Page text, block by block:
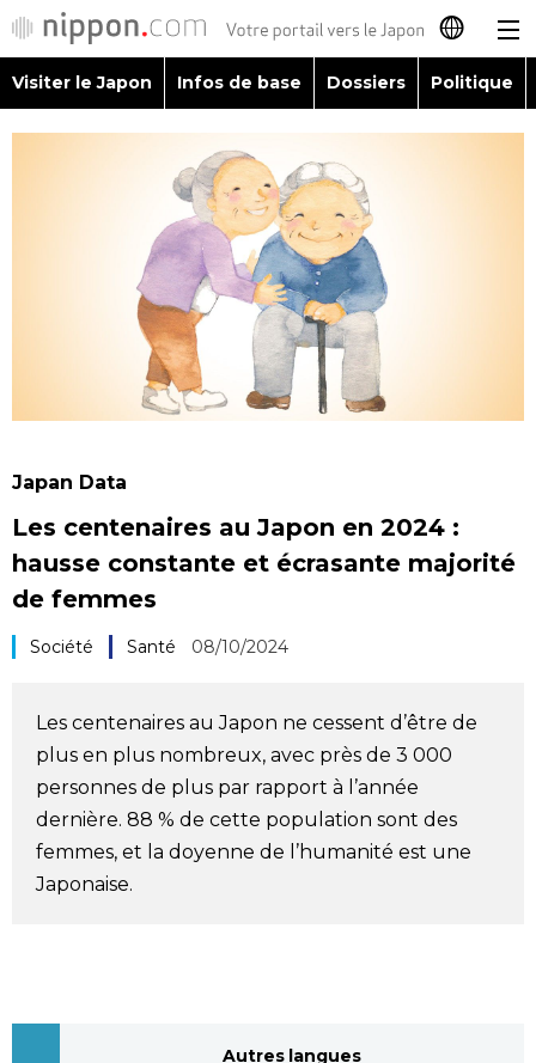
日本語
繁體字
Español
العربية
Visiter le Japon
Infos de base
Société
Culture
En plus
Visiter le Japon Infos de base Dossiers Politique
Japan Data
Les centenaires au Japon en 2024 :
hausse constante et écrasante majorité
de femmes
Société Santé 08/10/2024
Les centenaires au Japon ne cessent d’être de
plus en plus nombreux, avec près de 3 000
personnes de plus par rapport à l’année
dernière. 88 % de cette population sont des
femmes, et la doyenne de l’humanité est une
Japonaise.
Autres langues